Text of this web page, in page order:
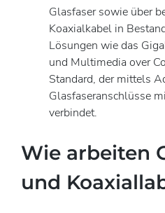
Glasfaser sowie über
Koaxialkabel in
Lösungen wie das
und Multimedia over
Standard, der mittels
Glasfaseranschlüsse
verbindet.
Wie arbeiten
und